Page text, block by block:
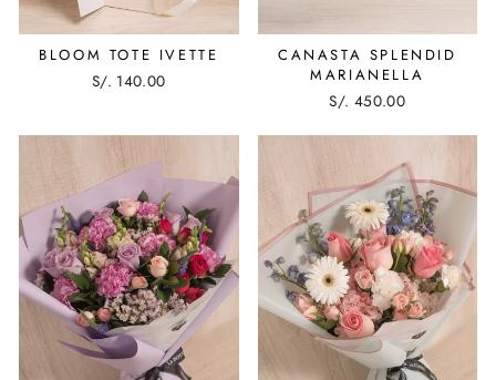
BLOOM TOTE IVETTE
S/. 140.00
CANASTA SPLENDID
MARIANELLA
S/. 450.00